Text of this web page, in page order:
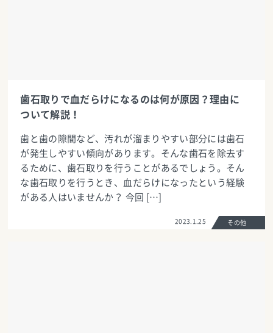
歯石取りで血だらけになるのは何が原因？理由に
ついて解説！
歯と歯の隙間など、汚れが溜まりやすい部分には歯石
が発生しやすい傾向があります。そんな歯石を除去す
るために、歯石取りを行うことがあるでしょう。そん
な歯石取りを行うとき、血だらけになったという経験
がある人はいませんか？ 今回 […]
2023.1.25 その他